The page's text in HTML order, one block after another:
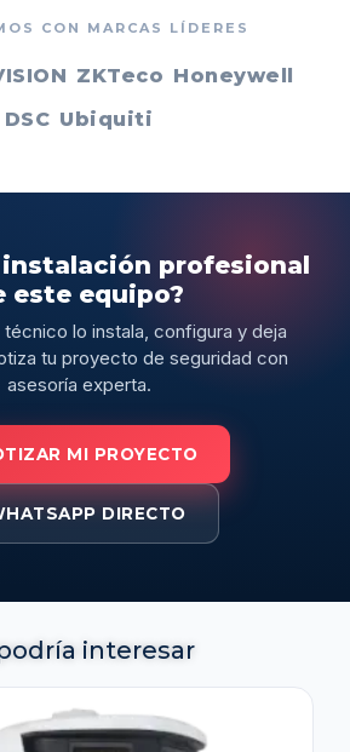
CON MARCAS LÍDERES
ZKTeco Honeywell
DSC Ubiquiti
profesional
este equipo?
lo instala, configura y deja
tu proyecto de seguridad con
asesoría experta.
MI PROYECTO
DIRECTO
interesar